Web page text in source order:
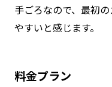
手ごろなので、最初
やすいと感じます。
料金プラン